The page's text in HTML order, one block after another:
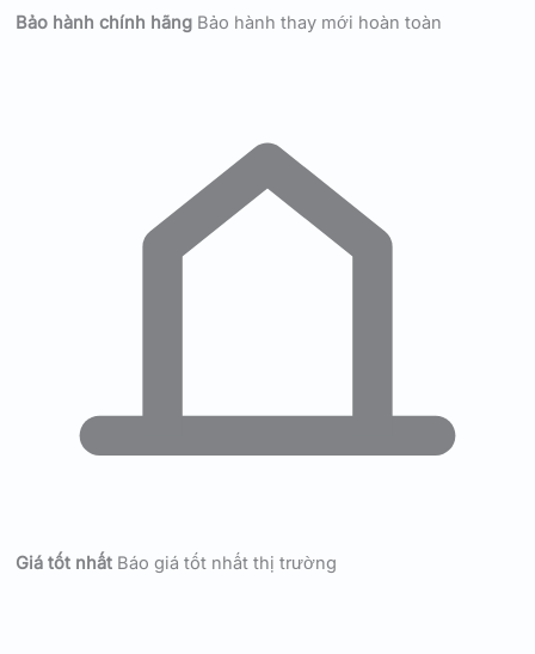
Bảo hành chính hãng Bảo hành thay mới hoàn toàn
Giá tốt nhất Báo giá tốt nhất thị trường